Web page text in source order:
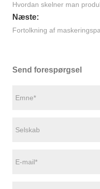
Hvordan skelner man
Næste:
Fortolkning af
Send forespørgsel